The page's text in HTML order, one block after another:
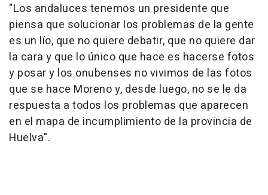
"Los andaluces tenemos un presidente que
piensa que solucionar los problemas de la gente
es un lío, que no quiere debatir, que no quiere dar
la cara y que lo único que hace es hacerse fotos
y posar y los onubenses no vivimos de las fotos
que se hace Moreno y, desde luego, no se le da
respuesta a todos los problemas que aparecen
en el mapa de incumplimiento de la provincia de
Huelva".